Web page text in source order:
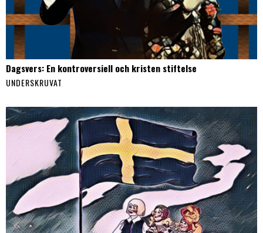
Dagsvers: En kontroversiell och kristen stiftelse
UNDERSKRUVAT